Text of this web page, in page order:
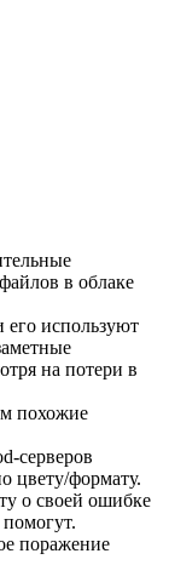
в облаке
используют
на потери в
похожие
серверов
цвету/формату.
о своей ошибке
поражение